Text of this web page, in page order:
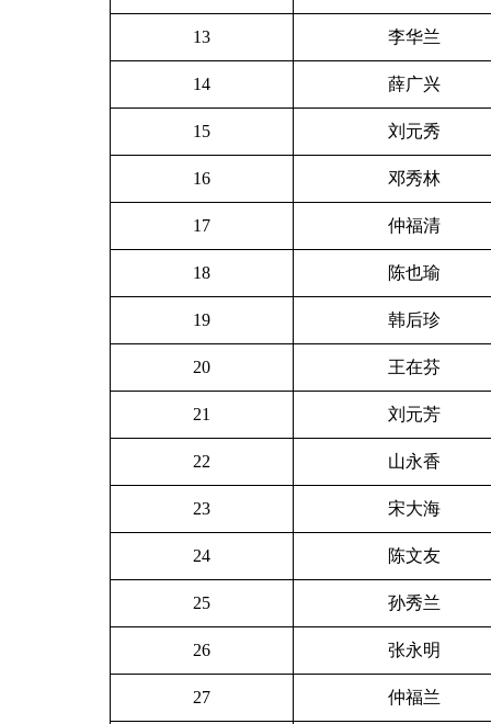
13 李华兰
14 薛广兴
15 刘元秀
16 邓秀林
17 仲福清
18 陈也瑜
19 韩后珍
20 王在芬
21 刘元芳
22 山永香
23 宋大海
24 陈文友
25 孙秀兰
26 张永明
27 仲福兰